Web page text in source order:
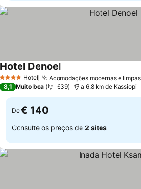
4 EstrelasHotel Acomodações modernas e limpas
Hotel Denoel
8,1 Muito boa 639 a 6.8 km de Kassiopi
De € 140
Consulte os preços de 2 sites